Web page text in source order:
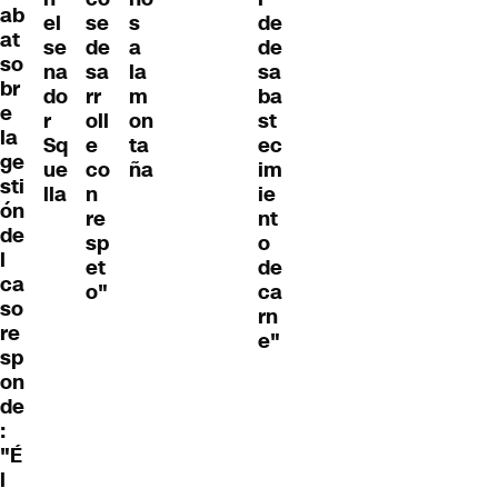
ab
at
so
br
e
la
ge
sti
ón
de
l
ca
so
re
sp
on
de
:
"É
l
el
se
na
do
r
Sq
ue
lla
se
de
sa
rr
oll
e
co
n
re
sp
et
o"
s
a
la
m
on
ta
ña
de
de
sa
ba
st
ec
im
ie
nt
o
de
ca
rn
e"